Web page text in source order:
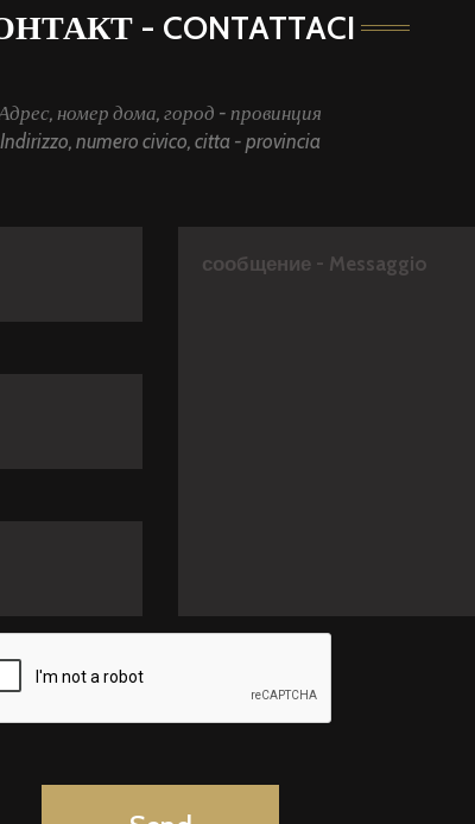
- CONTATTACI
номер дома, город - провинция
Indirizzo, numero civico, citta - provincia